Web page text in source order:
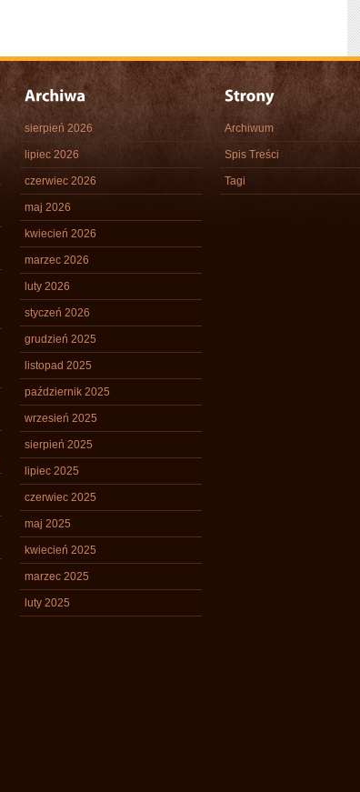
sierpień 2026
lipiec 2026
czerwiec 2026
maj 2026
kwiecień 2026
marzec 2026
luty 2026
styczeń 2026
grudzień 2025
listopad 2025
październik 2025
wrzesień 2025
sierpień 2025
lipiec 2025
czerwiec 2025
maj 2025
kwiecień 2025
marzec 2025
luty 2025
Archiwum
Spis Treści
Tagi